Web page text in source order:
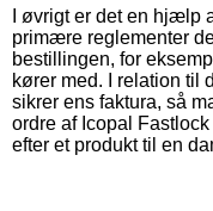
I øvrigt er det en hjælp
primære reglementer
bestillingen, for
kører med. I relation til
sikrer ens faktura, så
ordre af Icopal
efter et produkt til en